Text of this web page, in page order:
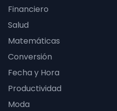
Financiero
Salud
Matemáticas
Conversión
Fecha y Hora
Productividad
Moda